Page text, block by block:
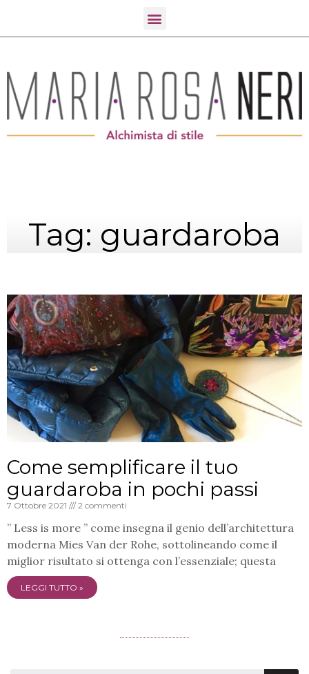
Tag: guardaroba
Come semplificare il tuo
guardaroba in pochi passi
7 Ottobre 2021 2 commenti
” Less is more ” come insegna il genio dell’architettura
moderna Mies Van der Rohe, sottolineando come il
miglior risultato si ottenga con l’essenziale; questa
LEGGI TUTTO »